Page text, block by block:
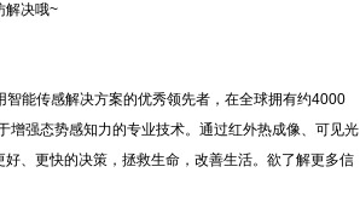
决哦~
能传感解决方案的优秀领先者，在全球拥有约4000
强态势感知力的专业技术。通过红外热成像、可见光
、更快的决策，拯救生命，改善生活。欲了解更多信